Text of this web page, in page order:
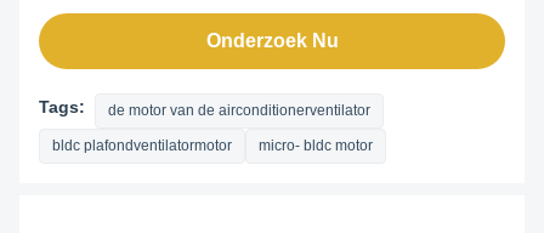
Onderzoek Nu
Tags: de motor van de airconditionerventilator
bldc plafondventilatormotor micro- bldc motor